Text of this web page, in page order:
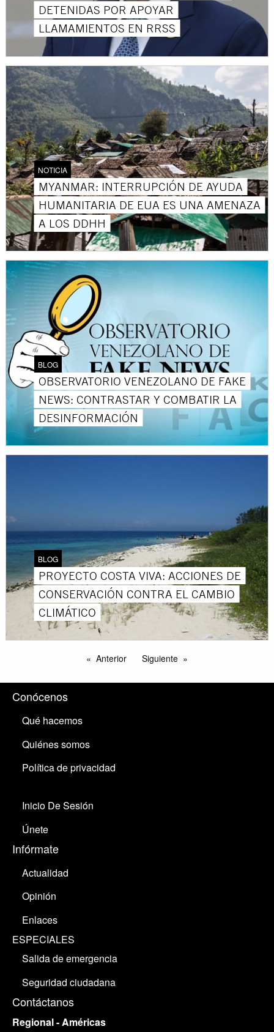
DETENIDAS POR APOYAR
LLAMAMIENTOS EN RRSS
NOTICIA
MYANMAR: INTERRUPCIÓN DE AYUDA
HUMANITARIA DE EUA ES UNA AMENAZA
A LOS DDHH
BLOG
OBSERVATORIO VENEZOLANO DE FAKE
NEWS: CONTRASTAR Y COMBATIR LA
DESINFORMACIÓN
BLOG
PROYECTO COSTA VIVA: ACCIONES DE
CONSERVACIÓN CONTRA EL CAMBIO
CLIMÁTICO
Anterior Siguiente
Conócenos
Qué hacemos
Quiénes somos
Política de privacidad
Inicio De Sesión
Únete
Infórmate
Actualidad
Opinión
Enlaces
ESPECIALES
Salida de emergencia
Seguridad ciudadana
Contáctanos
Regional - Américas